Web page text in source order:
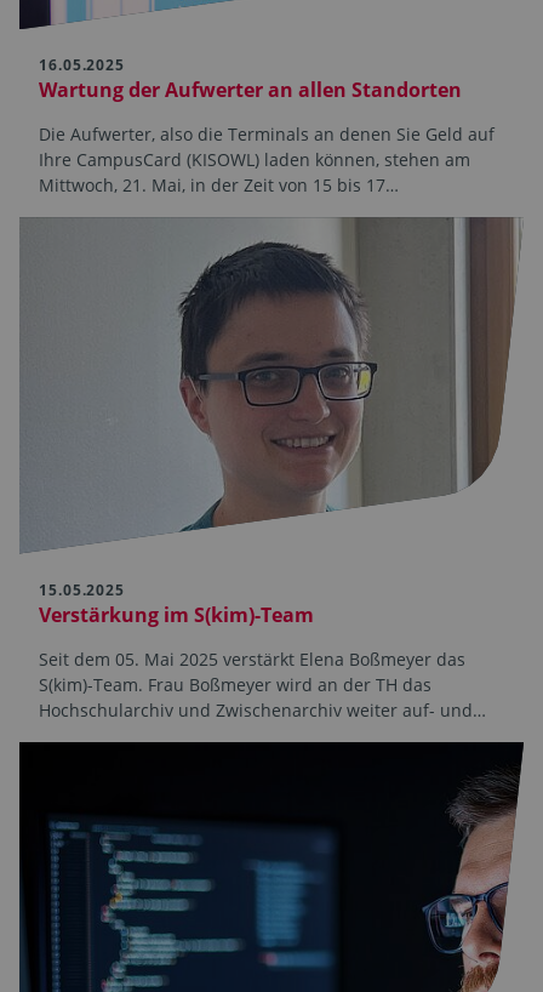
16.05.2025
Wartung der Aufwerter an allen Standorten
Die Aufwerter, also die Terminals an denen Sie Geld auf
Ihre CampusCard (KISOWL) laden können, stehen am
Mittwoch, 21. Mai, in der Zeit von 15 bis 17…
15.05.2025
Verstärkung im S(kim)-Team
Seit dem 05. Mai 2025 verstärkt Elena Boßmeyer das
S(kim)-Team. Frau Boßmeyer wird an der TH das
Hochschularchiv und Zwischenarchiv weiter auf- und…